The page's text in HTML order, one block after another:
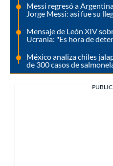
Messi regresó a
Jorge Messi: así fue su
Mensaje de León XIV
Ucrania: "Es hora de
México analiza chiles
de 300 casos de